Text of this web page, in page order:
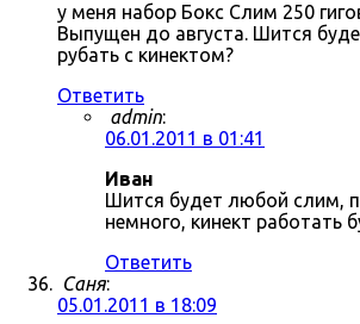
у меня набор Бокс Слим 250
Выпущен до августа. Шится
рубать с кинектом?
Ответить
admin:
06.01.2011 в 01:41
Иван
Шится будет любой слим,
немного, кинект работать
Ответить
Саня:
05.01.2011 в 18:09